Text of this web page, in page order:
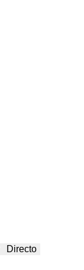
Directo